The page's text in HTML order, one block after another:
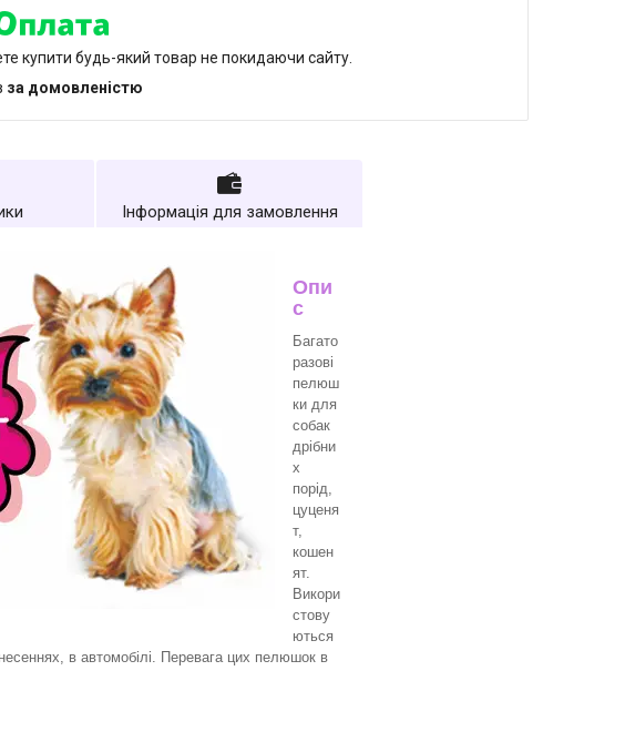
купити будь-який товар не покидаючи сайту.
за домовленістю
Інформація для замовлення
Опи
с
Багато
разові
пелюш
ки для
собак
дрібни
х
порід,
цуценя
т,
кошен
ят.
Викори
стову
ються
в автомобілі. Перевага цих пелюшок в